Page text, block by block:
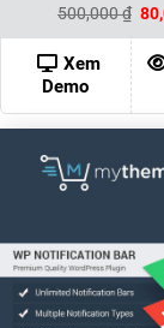
500,000₫
gốc
là:
Xem
Demo